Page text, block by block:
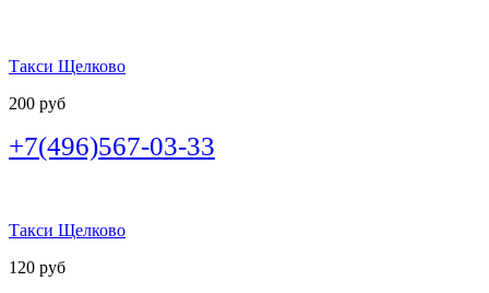
Такси Щелково
200 руб
+7(496)567-03-33
Такси Щелково
120 руб